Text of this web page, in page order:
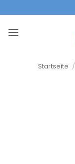
Inhalt
springen
Startseite /